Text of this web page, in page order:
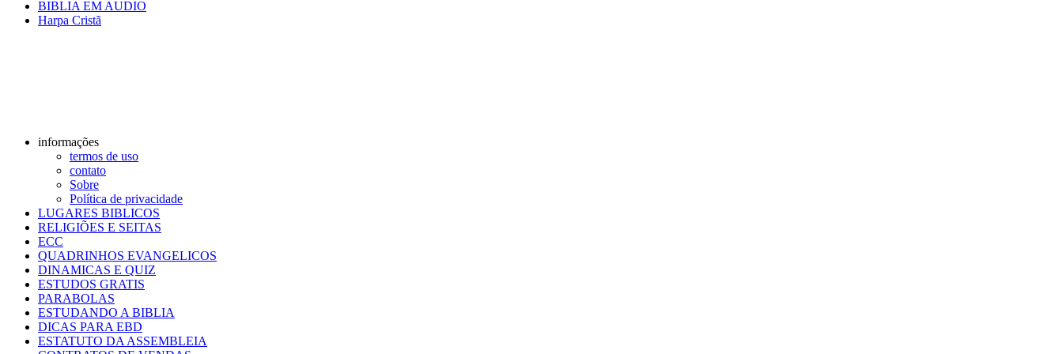
BIBLIA EM AUDIO
Harpa Cristã
informações
termos de uso
contato
Sobre
Política de privacidade
LUGARES BIBLICOS
RELIGIÕES E SEITAS
ECC
QUADRINHOS EVANGELICOS
DINAMICAS E QUIZ
ESTUDOS GRATIS
PARABOLAS
ESTUDANDO A BIBLIA
DICAS PARA EBD
ESTATUTO DA ASSEMBLEIA